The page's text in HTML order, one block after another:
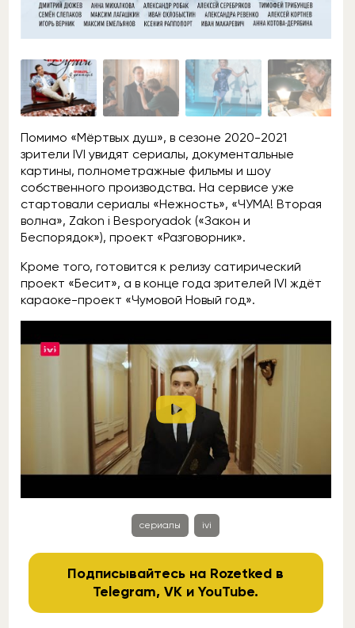
Помимо «Мёртвых душ», в сезоне 2020-2021
зрители IVI увидят сериалы, документальные
картины, полнометражные фильмы и шоу
собственного производства. На сервисе уже
стартовали сериалы «Нежность», «ЧУМА! Вторая
волна», Zakon i Besporyadok («Закон и
Беспорядок»), проект «Разговорник».
Кроме того, готовится к релизу сатирический
проект «Бесит», а в конце года зрителей IVI ждёт
караоке-проект «Чумовой Новый год».
сериалы ivi
Подписывайтесь на Rozetked в
Telegram,VK иYouTube.